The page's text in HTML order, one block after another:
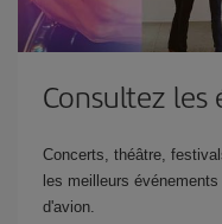
Consultez
Concerts, théâtre,
les meilleurs
d'avion.